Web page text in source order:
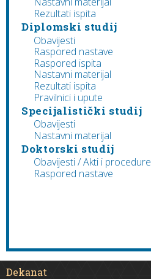
Rezultati ispita
Diplomski studij
Obavijesti
Raspored nastave
Raspored ispita
Nastavni materijal
Rezultati ispita
Pravilnici i upute
Specijalistički studij
Obavijesti
Nastavni materijal
Doktorski studij
Obavijesti / Akti i procedure
Raspored nastave
Dekanat